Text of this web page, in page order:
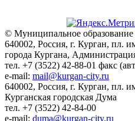
© Муниципальное образование
640002, Россия, г. Курган, пл.
города Кургана,
тел. +7 (3522) 42-88-01 факс
e-mail: mail@kurgan-city.ru
640002, Россия, г. Курган, пл.
Курганская городская Дума
тел. +7 (3522) 42-84-00
e-mail: duma@kurgan-city.ru